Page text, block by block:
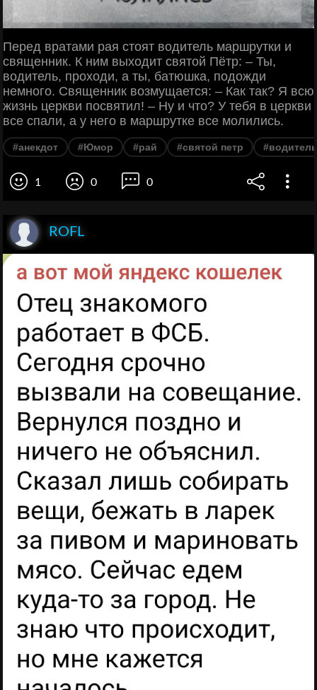
Перед вратами рая стоят водитель маршрутки и
священник. К ним выходит святой Пётр: – Ты,
водитель, проходи, а ты, батюшка, подожди
немного. Священник возмущается: – Как так? Я всю
жизнь церкви посвятил! – Ну и что? У тебя в церкви
все спали, а у него в маршрутке все молились.
#анекдот #Юмор #рай #святой петр #водитель
1 0 0
ROFL